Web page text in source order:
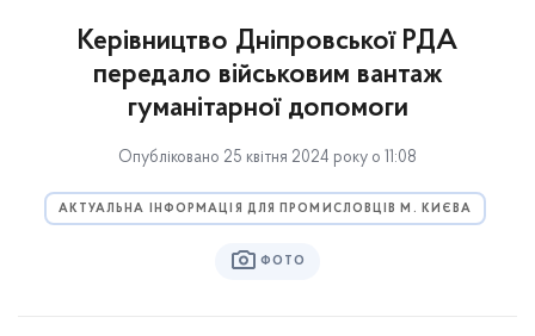
Керівництво Дніпровської РДА
передало військовим вантаж
гуманітарної допомоги
Опубліковано 25 квітня 2024 року о 11:08
АКТУАЛЬНА ІНФОРМАЦІЯ ДЛЯ ПРОМИСЛОВЦІВ М. КИЄВА
ФОТО